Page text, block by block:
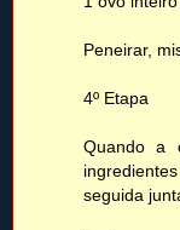
Peneirar,
4º Etapa
Quando a
seguida